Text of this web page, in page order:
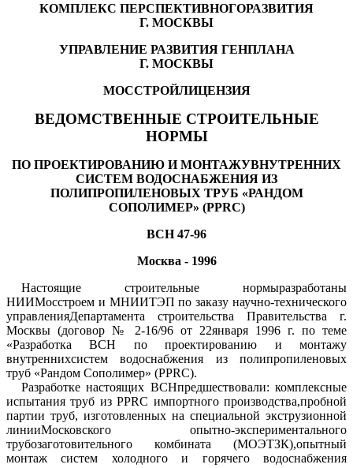
КОМПЛЕКС ПЕРСПЕКТИВНОГОРАЗВИТИЯ
Г. МОСКВЫ
УПРАВЛЕНИЕ РАЗВИТИЯ ГЕНПЛАНА
Г. МОСКВЫ
МОССТРОЙЛИЦЕНЗИЯ
ВЕДОМСТВЕННЫЕ СТРОИТЕЛЬНЫЕ
НОРМЫ
ПО ПРОЕКТИРОВАНИЮ И МОНТАЖУВНУТРЕННИХ
СИСТЕМ ВОДОСНАБЖЕНИЯ ИЗ
ПОЛИПРОПИЛЕНОВЫХ ТРУБ «РАНДОМ
СОПОЛИМЕР» (PPRC)
ВСН 47-96
Москва - 1996
Настоящие строительные нормыразработаны
НИИМосстроем и МНИИТЭП по заказу научно-технического
управленияДепартамента строительства Правительства г.
Москвы (договор № 2-16/96 от 22января 1996 г. по теме
«Разработка ВСН по проектированию и монтажу
внутреннихсистем водоснабжения из полипропиленовых
труб «Рандом Сополимер» (PPRC).
Разработке настоящих ВСНпредшествовали: комплексные
испытания труб из PPRC импортного производства,пробной
партии труб, изготовленных на специальной экструзионной
линииМосковского опытно-экспериментального
трубозаготовительного комбината (МОЭТЗК),опытный
монтаж систем холодного и горячего водоснабжения